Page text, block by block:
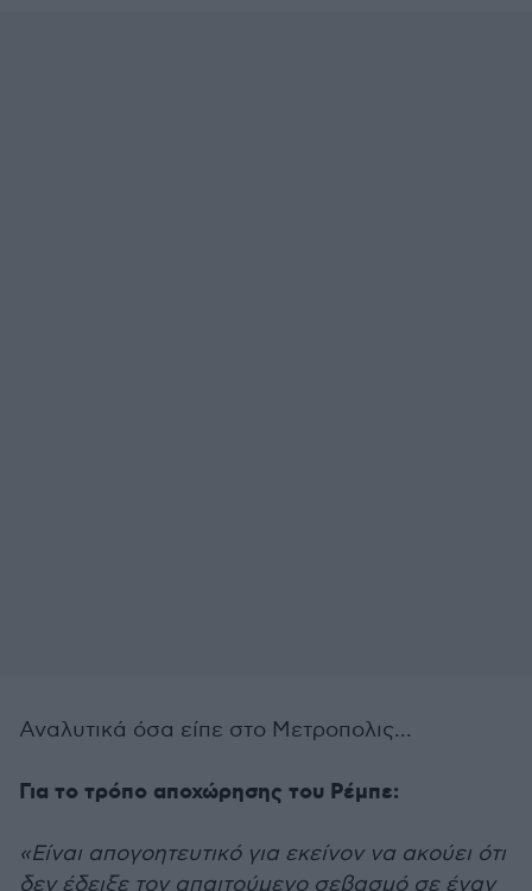
Αναλυτικά όσα είπε στο Μετροπολις...
Για το τρόπο αποχώρησης του Ρέμπε:
«Είναι απογοητευτικό για εκείνον να ακούει ότι
δεν έδειξε τον απαιτούμενο σεβασμό σε έναν